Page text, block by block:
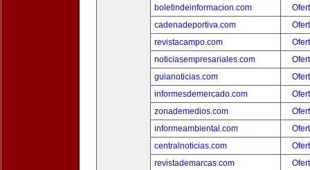
boletindeinformacion.com
cadenadeportiva.com
revistacampo.com
noticiasempresariales.com
guianoticias.com
informesdemercado.com
zonademedios.com
informeambiental.com
centralnoticias.com
revistademarcas.com